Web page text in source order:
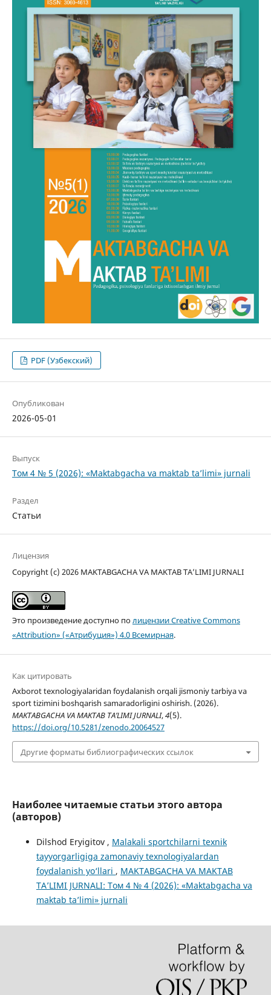
PDF (Узбекский)
Опубликован
2026-05-01
Выпуск
Том 4 № 5 (2026): «Maktabgacha va maktab ta’limi» jurnali
Раздел
Статьи
Лицензия
Copyright (c) 2026 MAKTABGACHA VA MAKTAB TA’LIMI JURNALI
Это произведение доступно полицензии Creative Commons
«Attribution» («Атрибуция») 4.0 Всемирная.
Как цитировать
Axborot texnologiyalaridan foydalanish orqali jismoniy tarbiya va
sport tizimini boshqarish samaradorligini oshirish. (2026).
MAKTABGACHA VA MAKTAB TA’LIMI JURNALI,4(5).
https://doi.org/10.5281/zenodo.20064527
Другие форматы библиографических ссылок
Наиболее читаемые статьи этого автора
(авторов)
Dilshod Eryigitov , Malakali sportchilarni texnik
tayyorgarligiga zamonaviy texnologiyalardan
foydalanish yo‘llari , MAKTABGACHA VA MAKTAB
TA’LIMI JURNALI: Том 4 № 4 (2026): «Maktabgacha va
maktab ta’limi» jurnali